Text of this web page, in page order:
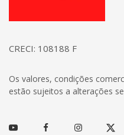
CRECI: 108188 F
Os valores, condições
estão sujeitos a alterações
Youtube FacebookInstagram